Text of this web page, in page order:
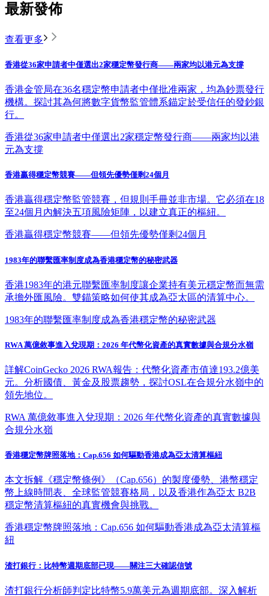
最新發佈
查看更多
香港從36家申請者中僅選出2家穩定幣發行商——兩家均以港元為支撐
香港金管局在36名穩定幣申請者中僅批准兩家，均為鈔票發行
機構。探討其為何將數字貨幣監管體系錨定於受信任的發鈔銀
行。
香港從36家申請者中僅選出2家穩定幣發行商——兩家均以港
元為支撐
香港贏得穩定幣競賽——但領先優勢僅剩24個月
香港贏得穩定幣監管競賽，但規則手冊並非市場。它必須在18
至24個月內解決五項風險矩陣，以建立真正的樞紐。
香港贏得穩定幣競賽——但領先優勢僅剩24個月
1983年的聯繫匯率制度成為香港穩定幣的秘密武器
香港1983年的港元聯繫匯率制度讓企業持有美元穩定幣而無需
承擔外匯風險。雙錨策略如何使其成為亞太區的清算中心。
1983年的聯繫匯率制度成為香港穩定幣的秘密武器
RWA 萬億敘事進入兌現期：2026 年代幣化資產的真實數據與合規分水嶺
詳解CoinGecko 2026 RWA報告：代幣化資產市值達193.2億美
元。分析國債、黃金及股票趨勢，探討OSL在合規分水嶺中的
領先地位。
RWA 萬億敘事進入兌現期：2026 年代幣化資產的真實數據與
合規分水嶺
香港穩定幣牌照落地：Cap.656 如何驅動香港成為亞太清算樞紐
本文拆解《穩定幣條例》（Cap.656）的製度優勢、港幣穩定
幣上線時間表、全球監管競賽格局，以及香港作為亞太 B2B
穩定幣清算樞紐的真實機會與挑戰。
香港穩定幣牌照落地：Cap.656 如何驅動香港成為亞太清算樞
紐
渣打銀行：比特幣週期底部已現——關注三大確認信號
渣打銀行分析師判定比特幣5.9萬美元為週期底部。深入解析